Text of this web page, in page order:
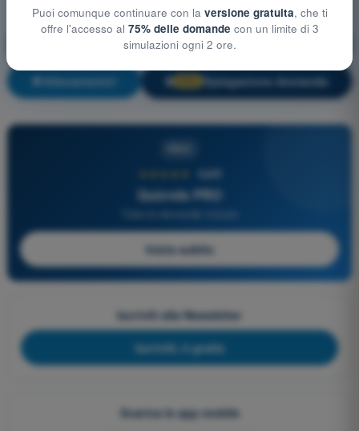
Prestazione degli aeromobili e pianificazione del volo
Allenamento! 🔒 Spiegazione domanda
4,6/5
Quizvds PRO
Inizia subito
Iscriviti alla Newsletter
Iscriviti, è gratis
Scarica le app mobile
Puoi comunque continuare con la versione gratuita, che ti
offre l'accesso al 75% delle domande con un limite di 3
simulazioni ogni 2 ore.